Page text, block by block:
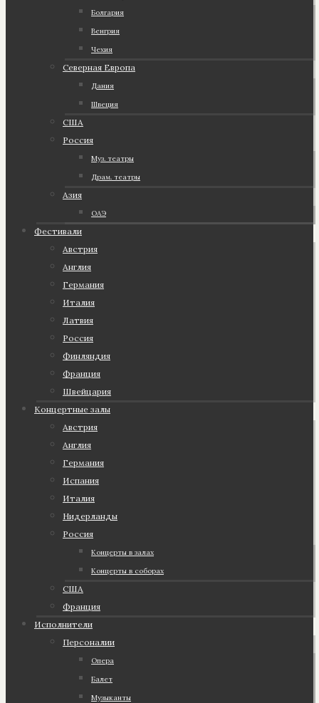
Болгария
Венгрия
Чехия
Северная Европа
Дания
Швеция
США
Россия
Муз. театры
Драм. театры
Азия
ОАЭ
Фестивали
Австрия
Англия
Германия
Италия
Латвия
Россия
Финляндия
Франция
Швейцария
Концертные залы
Австрия
Англия
Германия
Испания
Италия
Нидерланды
Россия
Концерты в залах
Концерты в соборах
США
Франция
Исполнители
Персоналии
Опера
Балет
Музыканты